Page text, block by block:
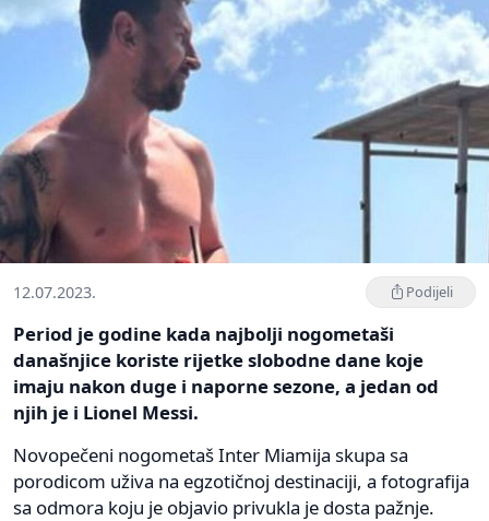
12.07.2023. Podijeli
Period je godine kada najbolji nogometaši
današnjice koriste rijetke slobodne dane koje
imaju nakon duge i naporne sezone, a jedan od
njih je i Lionel Messi.
Novopečeni nogometaš Inter Miamija skupa sa
porodicom uživa na egzotičnoj destinaciji, a fotografija
sa odmora koju je objavio privukla je dosta pažnje.